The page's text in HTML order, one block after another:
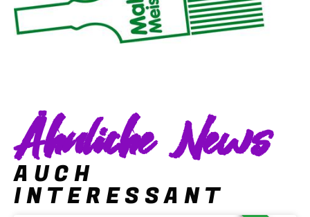
Ähnliche News
AUCH
INTERESSANT